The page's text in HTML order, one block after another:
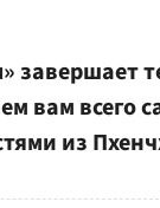
вам всего
из